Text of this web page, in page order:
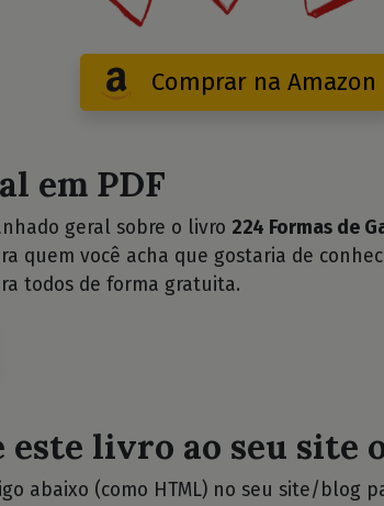
Comprar na Amazon
em PDF
geral sobre o livro 224 Formas de
quem você acha que gostaria de
todos de forma gratuita.
livro ao seu site
abaixo (como HTML) no seu site/blog